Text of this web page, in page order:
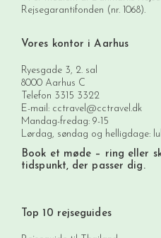
Rejsegarantifonden (nr. 1068).
Vores kontor i Aarhus
Ryesgade 3, 2. sal
8000 Aarhus C
Telefon 3315 3322
E-mail: cctravel@cctravel.dk
Mandag-fredag: 9-15
Lørdag, søndag og helligdage:
Book et møde – ring eller
tidspunkt, der passer dig.
Top 10 rejseguides